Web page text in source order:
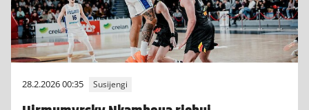
28.2.2026 00:35 Susijengi